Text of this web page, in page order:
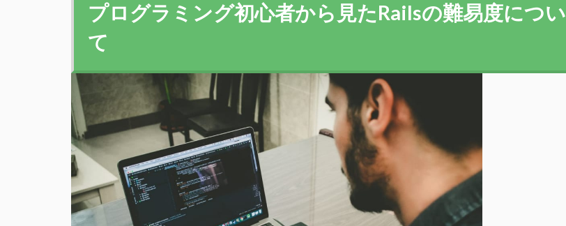
プログラミング初心者から見たRailsの難易度につい
て